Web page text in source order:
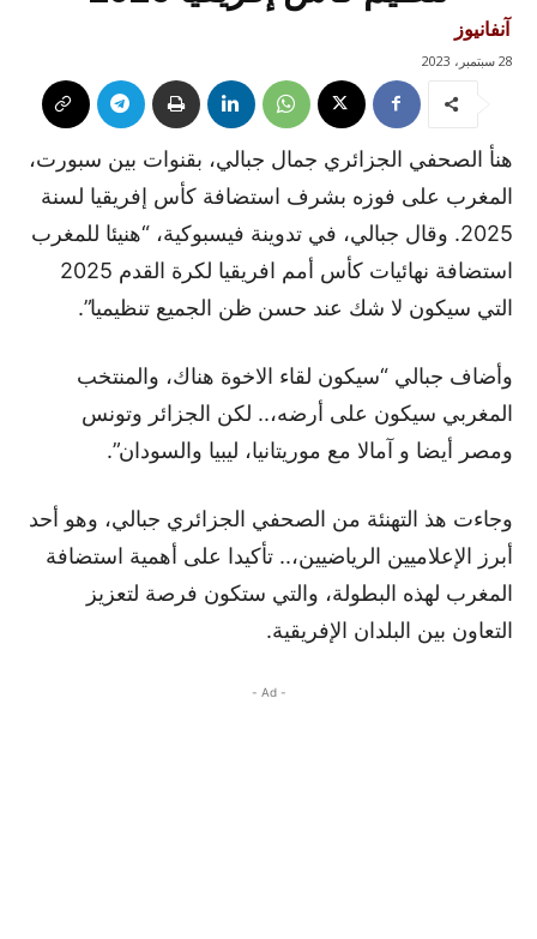
آنفانيوز
28 سبتمبر، 2023
هنأ الصحفي الجزائري جمال جبالي، بقنوات بين سبورت،
المغرب على فوزه بشرف استضافة كأس إفريقيا لسنة
2025. وقال جبالي، في تدوينة فيسبوكية، “هنيئا للمغرب
استضافة نهائيات كأس أمم افريقيا لكرة القدم 2025
التي سيكون لا شك عند حسن ظن الجميع تنظيميا”.
وأضاف جبالي “سيكون لقاء الاخوة هناك، والمنتخب
المغربي سيكون على أرضه،.. لكن الجزائر وتونس
ومصر أيضا و آمالا مع موريتانيا، ليبيا والسودان”.
وجاءت هذ التهنئة من الصحفي الجزائري جبالي، وهو أحد
أبرز الإعلاميين الرياضيين،.. تأكيدا على أهمية استضافة
المغرب لهذه البطولة، والتي ستكون فرصة لتعزيز
التعاون بين البلدان الإفريقية.
- Ad -